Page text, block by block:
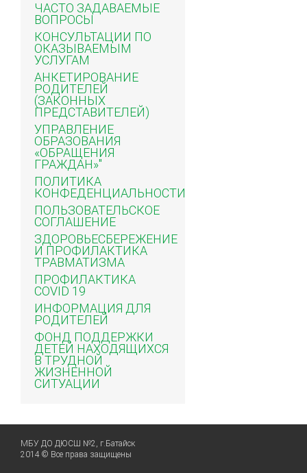
ЧАСТО ЗАДАВАЕМЫЕ
ВОПРОСЫ
КОНСУЛЬТАЦИИ ПО
ОКАЗЫВАЕМЫМ
УСЛУГАМ
АНКЕТИРОВАНИЕ
РОДИТЕЛЕЙ
(ЗАКОННЫХ
ПРЕДСТАВИТЕЛЕЙ)
УПРАВЛЕНИЕ
ОБРАЗОВАНИЯ
«ОБРАЩЕНИЯ
ГРАЖДАН»"
ПОЛИТИКА
КОНФЕДЕНЦИАЛЬНОСТИ
ПОЛЬЗОВАТЕЛЬСКОЕ
СОГЛАШЕНИЕ
ЗДОРОВЬЕСБЕРЕЖЕНИЕ
И ПРОФИЛАКТИКА
ТРАВМАТИЗМА
ПРОФИЛАКТИКА
COVID 19
ИНФОРМАЦИЯ ДЛЯ
РОДИТЕЛЕЙ
ФОНД ПОДДЕРЖКИ
ДЕТЕЙ НАХОДЯЩИХСЯ
В ТРУДНОЙ
ЖИЗНЕННОЙ
СИТУАЦИИ
МБУ ДО ДЮСШ №2, г.Батайск
2014 © Все права защищены